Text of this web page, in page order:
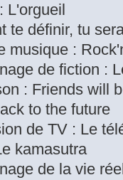
L'orgueil
te définir, tu
musique :
de fiction :
: Friends will
to the future
de TV : Le
kamasutra
de la vie